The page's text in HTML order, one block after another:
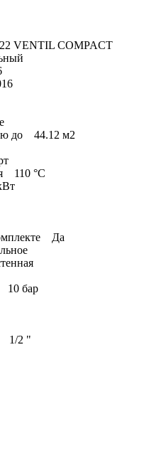
VENTIL COMPACT
до 44.12 м2
110 °С
Да
10 бар
1/2 "